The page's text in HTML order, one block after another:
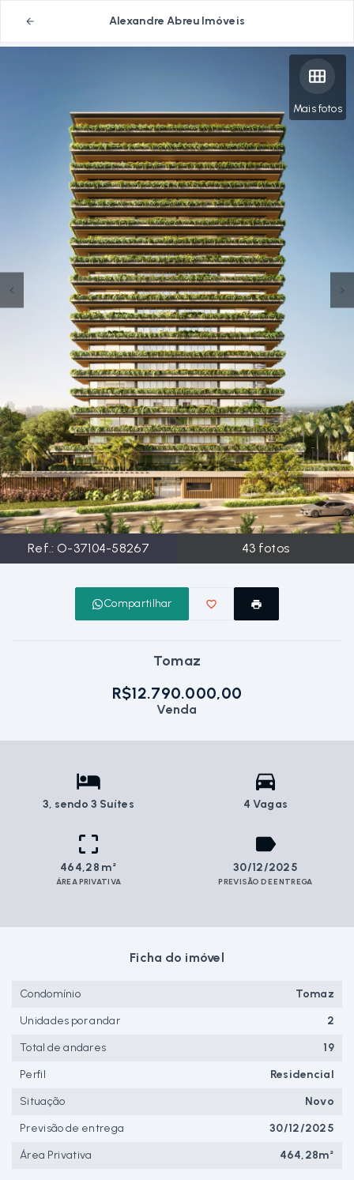
Alexandre Abreu Imóveis
Mais fotos
Ref.:O-37104-58267 43 fotos
Compartilhar
Tomaz
R$12.790.000,00
Venda
3, sendo 3 Suítes 4 Vagas
464,28 m²
ÁREA PRIVATIVA
30/12/2025
PREVISÃO DE ENTREGA
Ficha do imóvel
Condomínio
Tomaz
Unidades por andar
2
Total de andares
19
Perfil
Residencial
Situação
Novo
Previsão de entrega
30/12/2025
Área Privativa
464,28m²